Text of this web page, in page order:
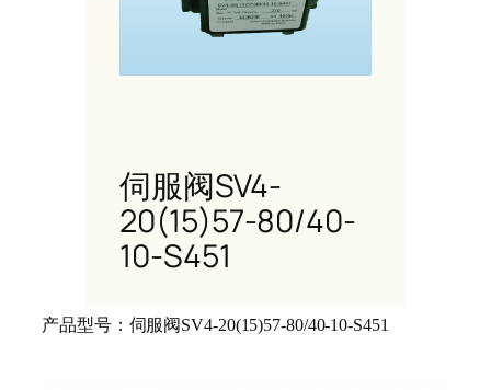
伺服阀SV4-
20(15)57-80/40-
10-S451
产品型号： 伺服阀SV4-20(15)57-80/40-10-S451